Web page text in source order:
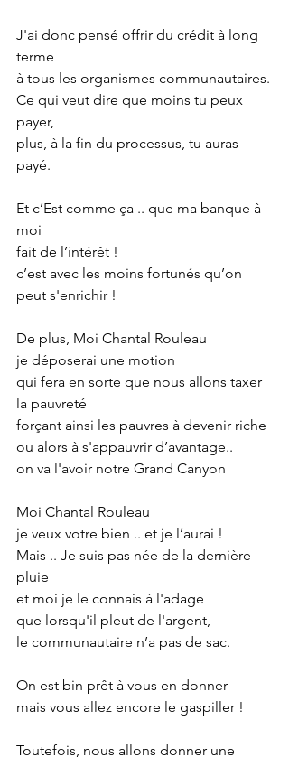
J'ai donc pensé offrir du crédit à long
terme
à tous les organismes communautaires.
Ce qui veut dire que moins tu peux
payer,
plus, à la fin du processus, tu auras
payé.
Et c’Est comme ça .. que ma banque à
moi
fait de l’intérêt !
c’est avec les moins fortunés qu’on
peut s'enrichir !
De plus, Moi Chantal Rouleau
je déposerai une motion
qui fera en sorte que nous allons taxer
la pauvreté
forçant ainsi les pauvres à devenir riche
ou alors à s'appauvrir d’avantage..
on va l'avoir notre Grand Canyon
Moi Chantal Rouleau
je veux votre bien .. et je l’aurai !
Mais .. Je suis pas née de la dernière
pluie
et moi je le connais à l'adage
que lorsqu'il pleut de l'argent,
le communautaire n’a pas de sac.
On est bin prêt à vous en donner
mais vous allez encore le gaspiller !
Toutefois, nous allons donner une